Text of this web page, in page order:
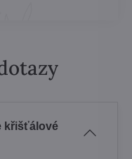
křišťálové